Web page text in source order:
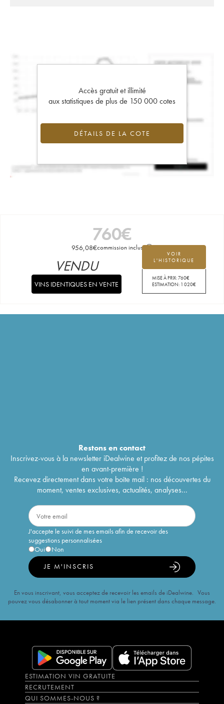
Accès gratuit et illimité
aux statistiques de plus de 150 000 cotes
DÉTAILS DE LA COTE
760€
956,08€commission incluse
VOIR
L'HISTORIQUE
MISE À PRIX:760€
ESTIMATION: 1 020€
VENDU
VINS IDENTIQUES EN VENTE
Restons encontact
Inscrivez-vous à la newsletter iDealwine et profitez de nos pépites
en avant-première !
Recevez directement dans votre boîte mail : nos découvertes du
moment, ventes exclusives, actualités, analyses...
J'accepte le suivi de mes emails afin de recevoir des
suggestions personnalisées
Oui
Non
JE M'INSCRIS
En vous inscrivant, vous acceptez de recevoir les emails de iDealwine. Vous
pouvez vous désabonner à tout moment via le lien présent dans chaque message.
ESTIMATION VIN GRATUITE
RECRUTEMENT
QUI SOMMES-NOUS ?